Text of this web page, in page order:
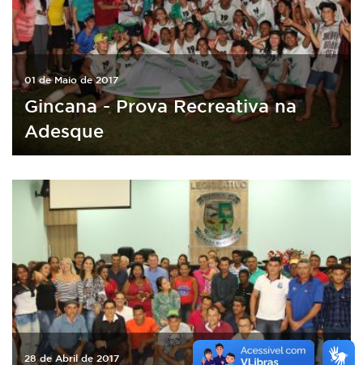
01 de Maio de 2017
Gincana - Prova Recreativa na
Adesque
28 de Abril de 2017